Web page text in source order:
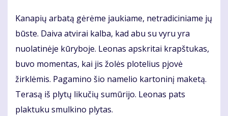
Kanapių arbatą gėrėme jaukiame, netradiciniame jų
būste. Daiva atvirai kalba, kad abu su vyru yra
nuolatinėje kūryboje. Leonas apskritai krapštukas,
buvo momentas, kai jis žolės plotelius pjovė
žirklėmis. Pagamino šio namelio kartoninį maketą.
Terasą iš plytų likučių sumūrijo. Leonas pats
plaktuku smulkino plytas.